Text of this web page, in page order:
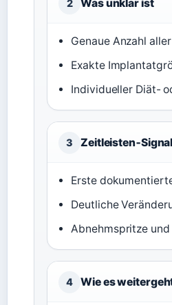
2 Was unklar ist
Genaue Anzahl
Exakte
Individueller Diät-
3 Zeitleisten‑Signal
Erste
Deutliche
Abnehmspritze und
4 Wie es